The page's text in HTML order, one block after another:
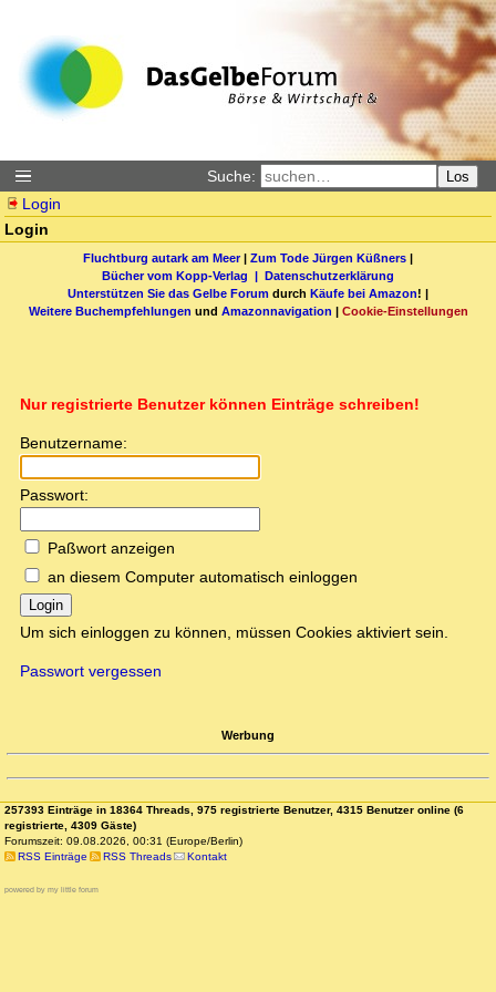
Suche: Los
Login
Login
Fluchtburg autark am Meer| Zum Tode Jürgen Küßners |
Bücher vom Kopp-Verlag | Datenschutzerklärung
Unterstützen Sie das Gelbe Forum durch Käufe bei Amazon! |
Weitere Buchempfehlungen und Amazonnavigation | Cookie-Einstellungen
Nur registrierte Benutzer können Einträge schreiben!
Benutzername:
Passwort:
Paßwort anzeigen
an diesem Computer automatisch einloggen
Login
Um sich einloggen zu können, müssen Cookies aktiviert sein.
Passwort vergessen
Werbung
257393 Einträge in 18364 Threads, 975 registrierte Benutzer, 4315 Benutzer online (6
registrierte, 4309 Gäste)
Forumszeit: 09.08.2026, 00:31 (Europe/Berlin)
RSS Einträge
RSS Threads Kontakt
powered by my little forum